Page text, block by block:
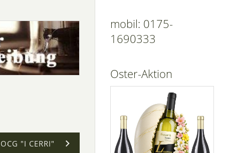
"I CERRI"
mobil: 0175-
1690333
Oster-Aktion